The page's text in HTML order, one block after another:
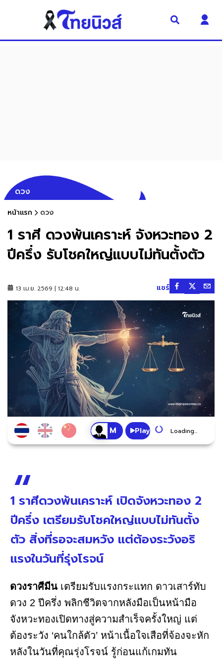
ดวง
หน้าแรก ดวง
1 ราศี ดวงพ้นเคราะห์ จังหวะทอง 2
ปีครึ่ง รับโชคใหญ่แบบไม่ทันตั้งตัว
13 เม.ย. 2569 | 12:48 น. แชร์
Play Loading...
1 ราศีดวงพ้นเคราะห์ เปิดจังหวะทอง 2
ปีครึ่ง เตรียมรับโชคใหญ่แบบไม่ทันตั้ง
ตัว สิ่งที่รอจะสมหวัง แต่ต้องระวังอริ
แรงในวันที่รุ่งโรจน์
ดวงราศีมีน เตรียมรับแรงกระแทก ดาวเสาร์ทับ
ดวง 2 ปีครึ่ง พลิกชีวิตจากหลังมือเป็นหน้ามือ
จังหวะทองเปิดทางสู่ความสำเร็จครั้งใหญ่ แต่
ต้องระวัง ‘คนใกล้ตัว’ หน้าเนื้อใจเสือที่จ้องจะหัก
หลังในวันที่คุณรุ่งโรจน์ รู้ก่อนแก้เกมทัน